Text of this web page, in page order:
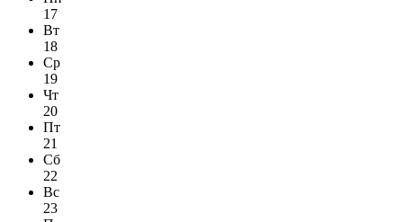
17
Вт
18
Ср
19
Чт
20
Пт
21
Сб
22
Вс
23